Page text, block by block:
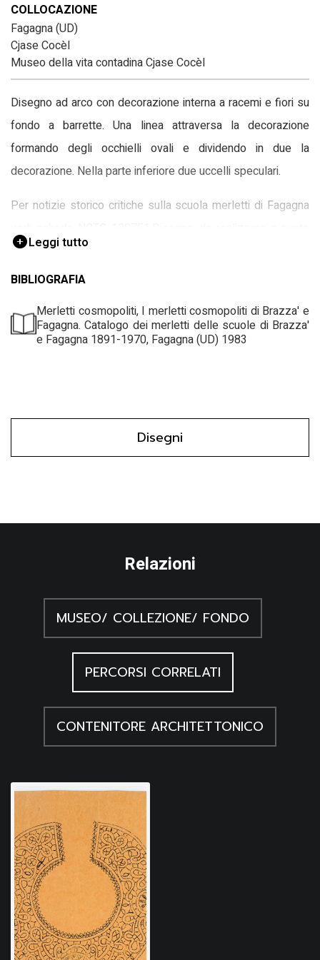
COLLOCAZIONE
Fagagna (UD)
Cjase Cocèl
Museo della vita contadina Cjase Cocèl
Disegno ad arco con decorazione interna a racemi e fiori su
fondo a barrette. Una linea attraversa la decorazione
formando degli occhielli ovali e dividendo in due la
decorazione. Nella parte inferiore due uccelli speculari.
Per notizie storico critiche sulla scuola merletti di Fagagna
mimosa.
Leggi tutto
BIBLIOGRAFIA
Merletti cosmopoliti, I merletti cosmopoliti di Brazza' e
Fagagna. Catalogo dei merletti delle scuole di Brazza'
e Fagagna 1891-1970, Fagagna (UD) 1983
Disegni
Relazioni
MUSEO/ COLLEZIONE/ FONDO
PERCORSI CORRELATI
CONTENITORE ARCHITETTONICO